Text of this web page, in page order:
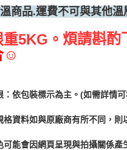
商品.運費不可與其他溫
5KG。 煩請斟酌
☺
：依包裝標示為主。(如需詳情
格資料如與原廠商有所不同，則
可能會因網頁呈現與拍攝關係